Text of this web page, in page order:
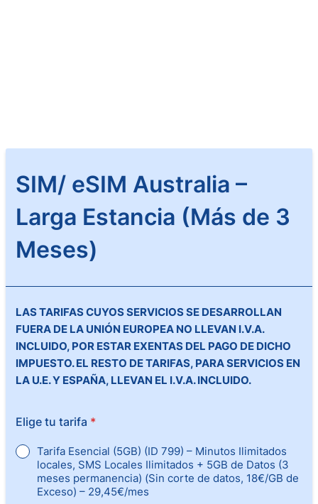
SIM/ eSIM Australia –
Larga Estancia (Más de 3
Meses)
LAS TARIFAS CUYOS SERVICIOS SE DESARROLLAN
FUERA DE LA UNIÓN EUROPEA NO LLEVAN I.V.A.
INCLUIDO, POR ESTAR EXENTAS DEL PAGO DE DICHO
IMPUESTO. EL RESTO DE TARIFAS, PARA SERVICIOS EN
LA U.E. Y ESPAÑA, LLEVAN EL I.V.A. INCLUIDO.
Elige tu tarifa *
Tarifa Esencial (5GB) (ID 799) – Minutos Ilimitados
locales, SMS Locales Ilimitados + 5GB de Datos (3
meses permanencia) (Sin corte de datos, 18€/GB de
Exceso) – 29,45€/mes